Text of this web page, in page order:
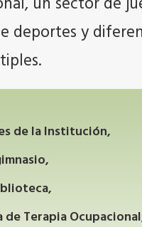
deportes y
de la Institución,
de Terapia